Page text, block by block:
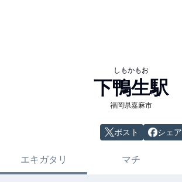
しもかもお
下鴨生駅
福岡県嘉麻市
ポスト シェア
エキガタリ マチ